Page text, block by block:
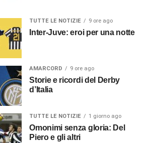
TUTTE LE NOTIZIE 9 ore ago
Inter-Juve: eroi per una notte
AMARCORD 9 ore ago
Storie e ricordi del Derby
d’Italia
TUTTE LE NOTIZIE 1 giorno ago
Omonimi senza gloria: Del
Piero e gli altri